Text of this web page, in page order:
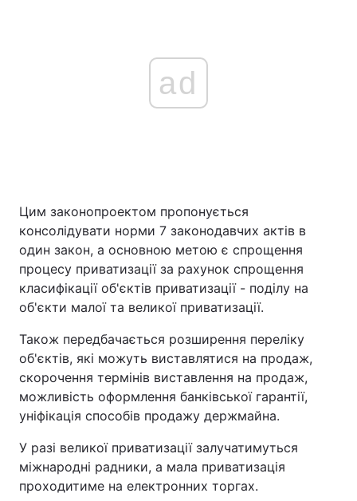
ad
Цим законопроектом пропонується
консолідувати норми 7 законодавчих актів в
один закон, а основною метою є спрощення
процесу приватизації за рахунок спрощення
класифікації об'єктів приватизації - поділу на
об'єкти малої та великої приватизації.
Також передбачається розширення переліку
об'єктів, які можуть виставлятися на продаж,
скорочення термінів виставлення на продаж,
можливість оформлення банківської гарантії,
уніфікація способів продажу держмайна.
У разі великої приватизації залучатимуться
міжнародні радники, а мала приватизація
проходитиме на електронних торгах.